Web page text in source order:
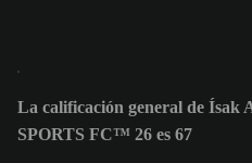
La calificación general de Ísak
SPORTS FC™ 26 es 67